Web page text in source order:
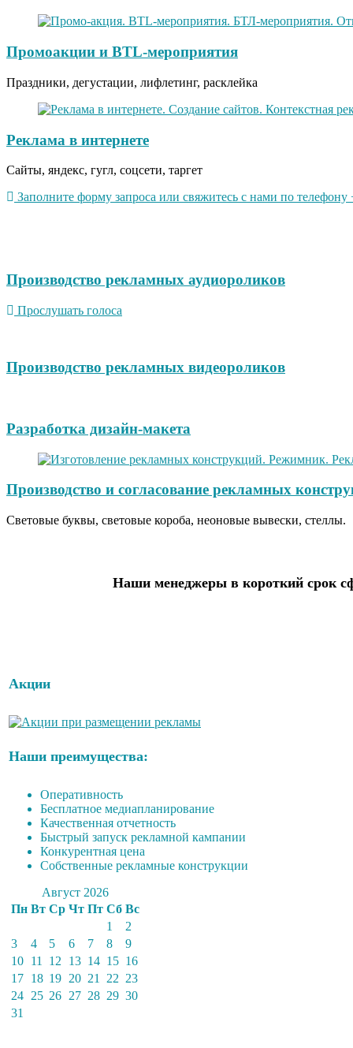
Промоакции и BTL-мероприятия
Праздники, дегустации, лифлетинг, расклейка
Реклама в интернете
Сайты, яндекс, гугл, соцсети, таргет
Заполните форму запроса или свяжитесь с нами по
Производство рекламных аудиороликов
Прослушать голоса
Производство рекламных видеороликов
Разработка дизайн-макета
Производство и согласование рекламных
Световые буквы, световые короба, неоновые вывески, стеллы.
Наши менеджеры в короткий срок
Акции
Наши преимущества:
Оперативность
Бесплатное медиапланирование
Качественная отчетность
Быстрый запуск рекламной кампании
Конкурентная цена
Собственные рекламные конструкции
Август 2026
Пн Вт Ср Чт Пт Сб Вс
1
2
3
4 5 6 7 8
9
10 11 12 13 14 15 16
17 18 19 20 21 22 23
24 25 26 27 28 29 30
31